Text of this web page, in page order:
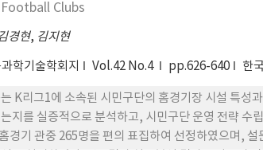
Clubs
경현, 김지현
학기술학회지 Vol.42 No.4 pp.626-640 한
K리그1에 소속된 시민구단의 홈경기장 시설 특성
지를 실증적으로 분석하고, 시민구단 운영 전략 수
경기 관중 265명을 편의 표집하여 선정하였으며,